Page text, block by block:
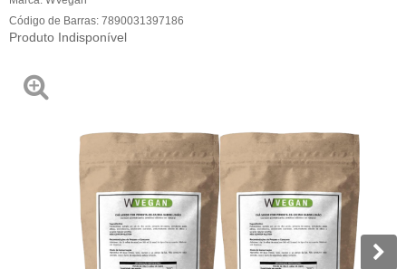
Código de Barras: 7890031397186
Produto Indisponível